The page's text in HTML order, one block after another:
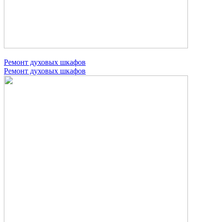
Ремонт духовых шкафов
Ремонт духовых шкафов